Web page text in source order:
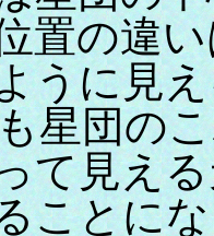
置の違
うに見
星団の
て見え
ことに